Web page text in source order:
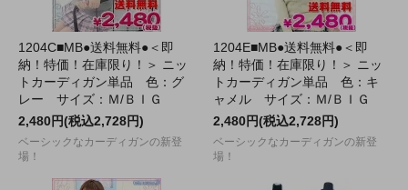
1204C■MB●送料無料●＜即
納！特価！在庫限り！＞ ニッ
トカーディガン単品 色：グ
レー サイズ：Ｍ/ＢＩＧ
2,480円(税込2,728円)
ベーシックなカーディガンの新登
場！
1204E■MB●送料無料●＜即
納！特価！在庫限り！＞ ニッ
トカーディガン単品 色：キ
ャメル サイズ：Ｍ/ＢＩＧ
2,480円(税込2,728円)
ベーシックなカーディガンの新登
場！